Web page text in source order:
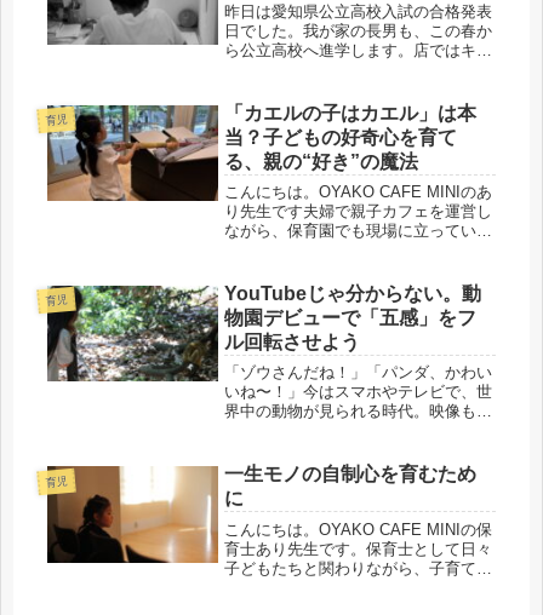
昨日は愛知県公立高校入試の合格発表
日でした。我が家の長男も、この春か
ら公立高校へ進学します。店ではキッ
当。そんな立場でこの3年間を見てき
ました。これからの高校生活の中で自
分の...
育児
「カエルの子はカエル」は本
当？子どもの好奇心を育て
る、親の“好き”の魔法
こんにちは。OYAKO CAFE MINIのあ
り先生です夫婦で親子カフェを運営し
ながら、保育園でも現場に立っている
でほしいし、色々なことに興味を持っ
てほしいけれど、どうやっ...
育児
YouTubeじゃ分からない。動
物園デビューで「五感」をフ
ル回転させよう
「ゾウさんだね！」「パンダ、かわい
いね〜！」今はスマホやテレビで、世
界中の動物が見られる時代。映像もき
てきて思うのは、“知っている”と“体で
わかる”は、まったく別ものだとい...
育児
一生モノの自制心を育むため
に
こんにちは。OYAKO CAFE MINIの保
育士あり先生です。保育士として日々
子どもたちと関わりながら、子育て中